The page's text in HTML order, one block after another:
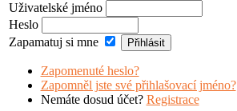
Uživatelské jméno
Heslo
Zapamatuj si mne
Zapomenuté heslo?
Zapomněl jste své přihlašovací jméno?
Nemáte dosud účet? Registrace